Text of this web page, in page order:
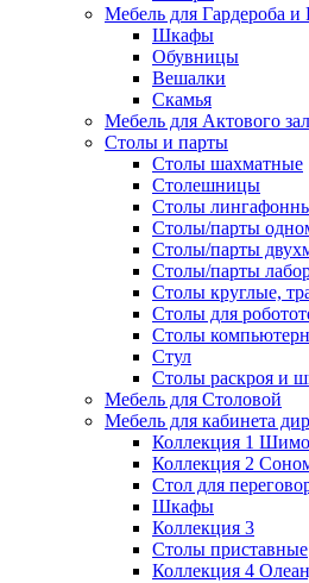
Мебель для Гардероба и
Шкафы
Обувницы
Вешалки
Скамья
Мебель для Актового
Столы и парты
Столы шахматные
Столешницы
Столы
Столы/парты
Столы/парты
Столы/парты
Столы круглые,
Столы для
Столы
Стул
Столы раскроя и
Мебель для Столовой
Мебель для кабинета
Коллекция 1 Шимо
Коллекция 2
Стол для
Шкафы
Коллекция 3
Столы приставные
Коллекция 4